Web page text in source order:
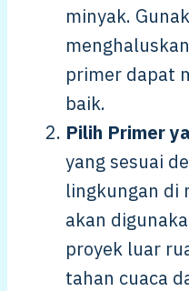
minyak.
primer dapat
baik.
Pilih Primer
yang sesuai
lingkungan di
akan
proyek luar
tahan cuaca